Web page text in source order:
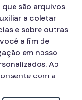
que são arquivos
a coletar
e sobre outras
a fim de
em nosso
Ao
com a